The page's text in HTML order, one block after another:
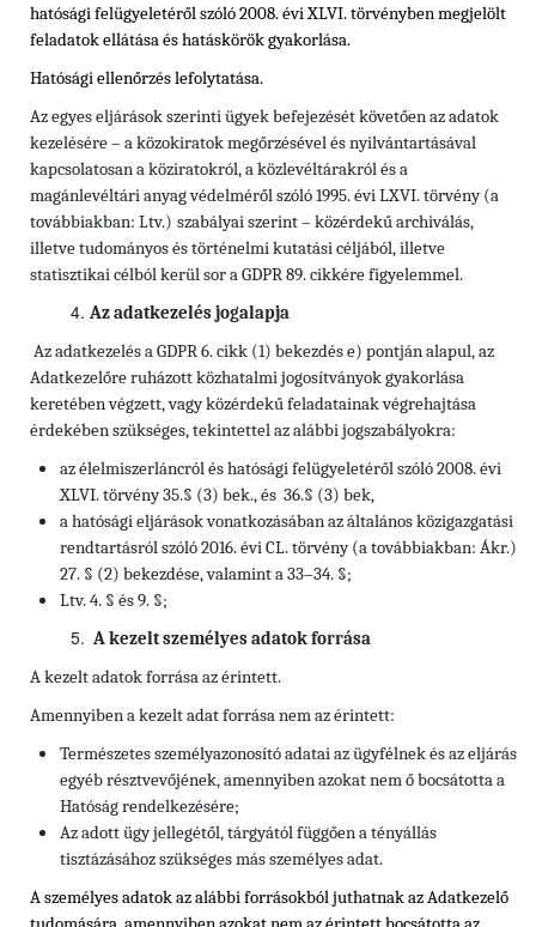
hatósági felügyeletéről szóló 2008. évi XLVI. törvényben megjelölt
feladatok ellátása és hatáskörök gyakorlása.
Hatósági ellenőrzés lefolytatása.
Az egyes eljárások szerinti ügyek befejezését követően az adatok
kezelésére – a közokiratok megőrzésével és nyilvántartásával
kapcsolatosan a köziratokról, a közlevéltárakról és a
magánlevéltári anyag védelméről szóló 1995. évi LXVI. törvény (a
továbbiakban: Ltv.) szabályai szerint – közérdekű archiválás,
illetve tudományos és történelmi kutatási céljából, illetve
statisztikai célból kerül sor a GDPR 89. cikkére figyelemmel.
Az adatkezelés jogalapja
Az adatkezelés a GDPR 6. cikk (1) bekezdés e) pontján alapul, az
Adatkezelőre ruházott közhatalmi jogosítványok gyakorlása
keretében végzett, vagy közérdekű feladatainak végrehajtása
érdekében szükséges, tekintettel az alábbi jogszabályokra:
az élelmiszerláncról és hatósági felügyeletéről szóló 2008. évi
XLVI. törvény 35.§ (3) bek., és 36.§ (3) bek,
a hatósági eljárások vonatkozásában az általános közigazgatási
rendtartásról szóló 2016. évi CL. törvény (a továbbiakban: Ákr.)
27. § (2) bekezdése, valamint a 33–34. §;
Ltv. 4. § és 9. §;
A kezelt személyes adatok forrása
A kezelt adatok forrása az érintett.
Amennyiben a kezelt adat forrása nem az érintett:
Természetes személyazonosító adatai az ügyfélnek és az eljárás
egyéb résztvevőjének, amennyiben azokat nem ő bocsátotta a
Hatóság rendelkezésére;
Az adott ügy jellegétől, tárgyától függően a tényállás
tisztázásához szükséges más személyes adat.
A személyes adatok az alábbi forrásokból juthatnak az Adatkezelő